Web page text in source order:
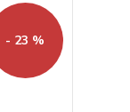
- 23 %